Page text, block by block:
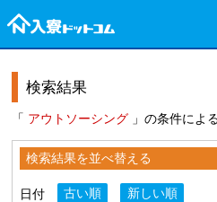
検索結果
「 アウトソーシング 」の条件によ
検索結果を並べ替える
日付 古い順
新しい順